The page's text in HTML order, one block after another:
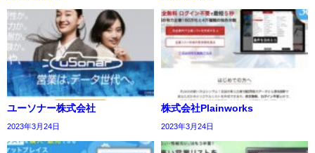
ユーソナー株式会社
2023年3月24日
株式会社Plainworks
2023年3月24日